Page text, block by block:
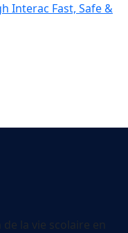
Interac Fast, Safe &
la vie scolaire en